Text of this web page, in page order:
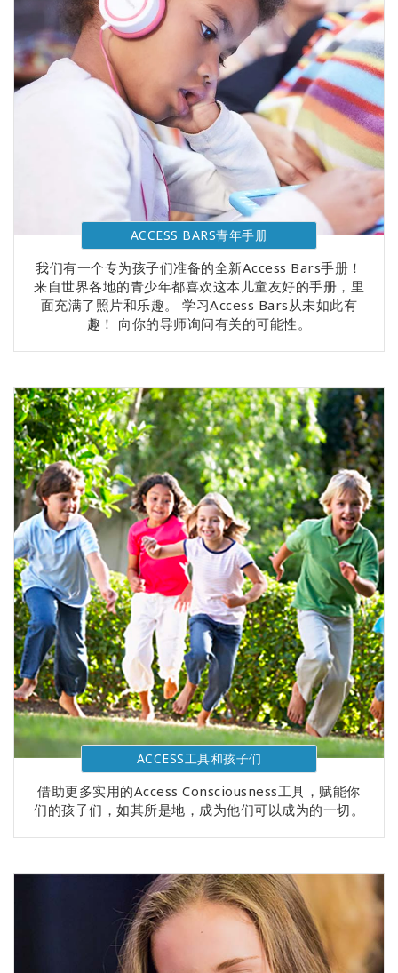
ACCESS BARS青年手册
我们有一个专为孩子们准备的全新Access Bars手册！
来自世界各地的青少年都喜欢这本儿童友好的手册，里
面充满了照片和乐趣。 学习Access Bars从未如此有
趣！ 向你的导师询问有关的可能性。
ACCESS工具和孩子们
借助更多实用的Access Consciousness工具，赋能你
们的孩子们，如其所是地，成为他们可以成为的一切。